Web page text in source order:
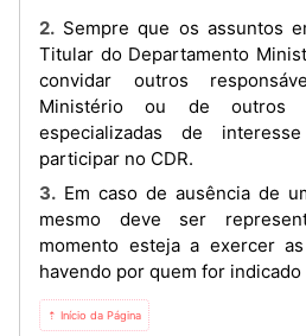
2. Sempre que os assuntos em análise o exijam, o
Titular do Departamento
convidar outros
Ministério ou de outros
especializadas de
participar no CDR.
3. Em caso de ausência de um membro do CDR, o
mesmo deve ser
momento esteja a exercer
havendo por quem for
⇡ Início da Página